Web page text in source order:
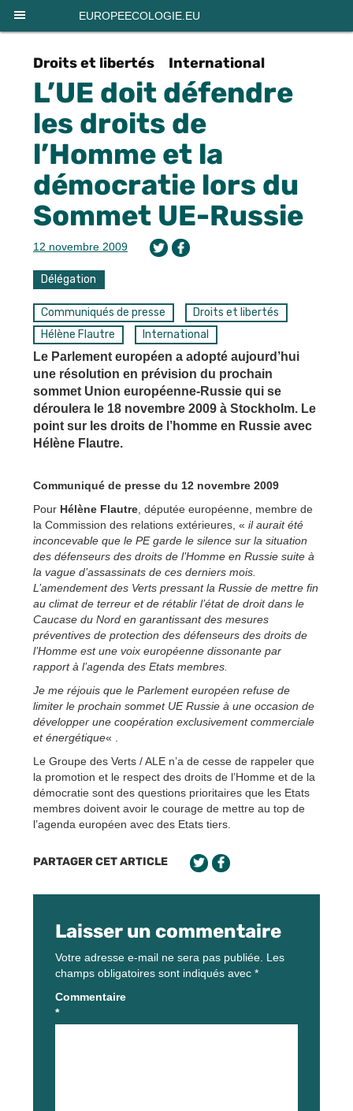
EUROPEECOLOGIE.EU
Droits et libertés International
L’UE doit défendre
les droits de
l’Homme et la
démocratie lors du
Sommet UE-Russie
12 novembre 2009
Délégation
Communiqués de presse
Droits et libertés
Hélène Flautre
International
Le Parlement européen a adopté aujourd’hui
une résolution en prévision du prochain
sommet Union européenne-Russie qui se
déroulera le 18 novembre 2009 à Stockholm. Le
point sur les droits de l’homme en Russie avec
Hélène Flautre.
Communiqué de presse du 12 novembre 2009
Pour Hélène Flautre , députée européenne, membre de
la Commission des relations extérieures, « il aurait été
inconcevable que le PE garde le silence sur la situation
des défenseurs des droits de l’Homme en Russie suite à
la vague d’assassinats de ces derniers mois.
L’amendement des Verts pressant la Russie de mettre fin
au climat de terreur et de rétablir l’état de droit dans le
Caucase du Nord en garantissant des mesures
préventives de protection des défenseurs des droits de
l’Homme est une voix européenne dissonante par
rapport à l’agenda des Etats membres.
Je me réjouis que le Parlement européen refuse de
limiter le prochain sommet UE Russie à une occasion de
développer une coopération exclusivement commerciale
et énergétique« .
Le Groupe des Verts / ALE n’a de cesse de rappeler que
la promotion et le respect des droits de l’Homme et de la
démocratie sont des questions prioritaires que les Etats
membres doivent avoir le courage de mettre au top de
l’agenda européen avec des Etats tiers.
PARTAGER CET ARTICLE
Laisser un commentaire
Votre adresse e-mail ne sera pas publiée. Les
champs obligatoires sont indiqués avec *
Commentaire
*